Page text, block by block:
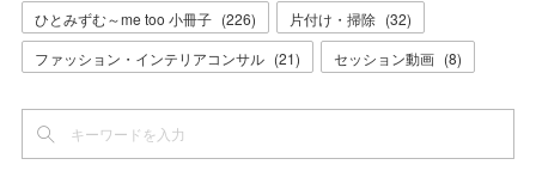
ひとみずむ～me too 小冊子 (226) 片付け・掃除 (32)
ファッション・インテリアコンサル (21) セッション動画 (8)